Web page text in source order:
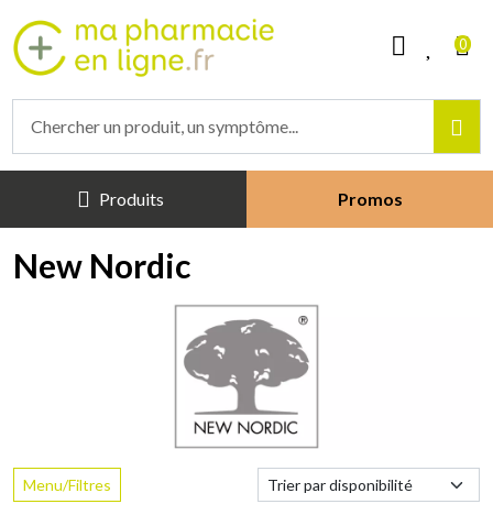
0
Produits Promos
New Nordic
Menu/Filtres